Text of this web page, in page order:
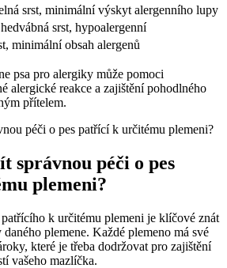
srst, ⁢minimální výskyt alergenního lupy
srst,‌ hypoalergenní
minimální⁢ obsah alergenů
psa pro alergiky může pomoci
alergické reakce a ‌zajištění⁣ pohodlného
přítelem.
správnou⁤ péči o pes⁣
plemeni?
k určitému​ plemeni je⁢ klíčové znát
‌plemene. Každé plemeno má své
které je ​třeba ​dodržovat pro​ zajištění
vašeho‌ mazlíčka.